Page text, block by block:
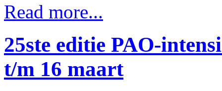
Read more...
25ste editie PAO-
t/m 16 maart